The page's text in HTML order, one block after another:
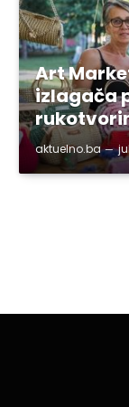
Art
izlagača
aktuelno.ba